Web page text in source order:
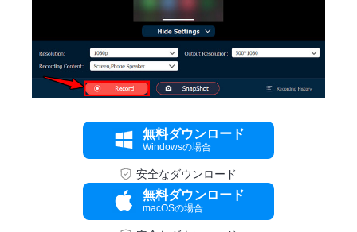
無料ダウンロード
Windowsの場合
安全なダウンロード
無料ダウンロード
macOSの場合